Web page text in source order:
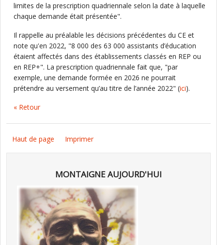
limites de la prescription quadriennale selon la date à laquelle
chaque demande était présentée".
Il rappelle au préalable les décisions précédentes du CE et
note qu'en 2022, "8 000 des 63 000 assistants d’éducation
étaient affectés dans des établissements classés en REP ou
en REP+". La prescription quadriennale fait que, "par
exemple, une demande formée en 2026 ne pourrait
prétendre au versement qu’au titre de l’année 2022" (ici).
« Retour
Haut de page Imprimer
MONTAIGNE AUJOURD'HUI